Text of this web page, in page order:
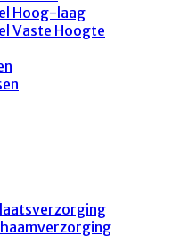
Hoog-laag
Vaste Hoogte